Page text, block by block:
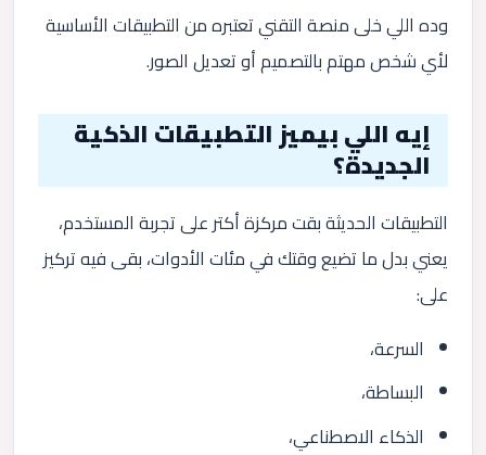
وده اللي خلى منصة التقني تعتبره من التطبيقات الأساسية
لأي شخص مهتم بالتصميم أو تعديل الصور.
إيه اللي بيميز التطبيقات الذكية
الجديدة؟
التطبيقات الحديثة بقت مركزة أكتر على تجربة المستخدم،
يعني بدل ما تضيع وقتك في مئات الأدوات، بقى فيه تركيز
على:
السرعة،
البساطة،
الذكاء الاصطناعي،